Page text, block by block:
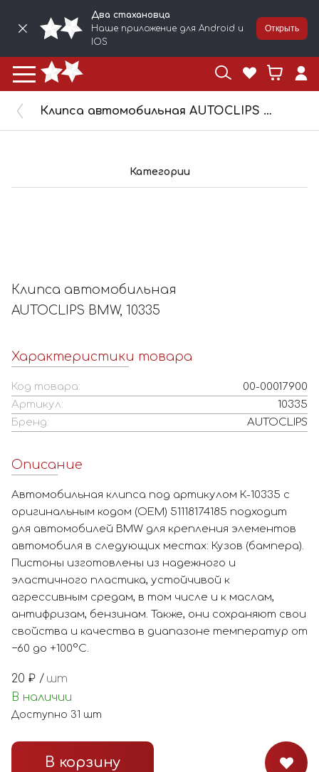
Два стахановца
Наше приложение для Android и
IOS
Открыть
Клипса автомобильная AUTOCLIPS BMW, 10335
Категории
Клипса автомобильная
AUTOCLIPS BMW, 10335
Характеристики товара
Код товара:
00-00017900
Артикул:
10335
Бренд:
AUTOCLIPS
Описание
Автомобильная клипса под артикулом К-10335 с
оригинальным кодом (OEM) 51118174185 подходит
для автомобилей BMW для крепления элементов
автомобиля в следующих местах: Кузов (бампера).
Пистоны изготовлены из надежного и
эластичного пластика, устойчивой к
агрессивным средам, в том числе и к маслам,
антифризам, бензинам. Также, они сохраняют свои
свойства и качества в диапазоне температур от
−60 до +100°С.
20 ₽ / шт
В наличии
Доступно 31 шт
В корзину